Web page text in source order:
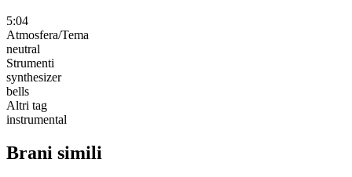
5:04
Atmosfera/Tema
neutral
Strumenti
synthesizer
bells
Altri tag
instrumental
Brani simili